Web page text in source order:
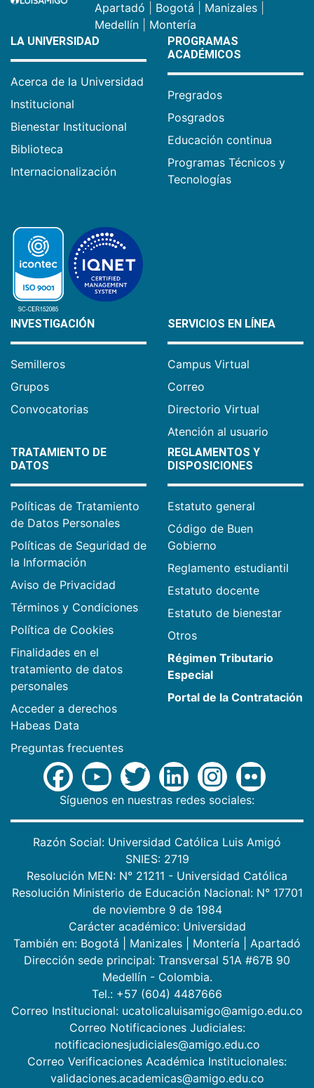
Apartadó Bogotá Manizales
Medellín
Montería
LA UNIVERSIDAD
Acerca de la Universidad
Institucional
Bienestar Institucional
Biblioteca
Internacionalización
PROGRAMAS
ACADÉMICOS
Pregrados
Posgrados
Educación continua
Programas Técnicos y
Tecnologías
INVESTIGACIÓN
Semilleros
Grupos
Convocatorias
SERVICIOS EN LÍNEA
Campus Virtual
Correo
Directorio Virtual
Atención al usuario
TRATAMIENTO DE
DATOS
Políticas de Tratamiento
de Datos Personales
Políticas de Seguridad de
la Información
Aviso de Privacidad
Términos y Condiciones
Política de Cookies
Finalidades en el
tratamiento de datos
personales
Acceder a derechos
Habeas Data
Preguntas frecuentes
REGLAMENTOS Y
DISPOSICIONES
Estatuto general
Código de Buen
Gobierno
Reglamento estudiantil
Estatuto docente
Estatuto de bienestar
Otros
Régimen Tributario
Especial
Portal de la Contratación
Síguenos en nuestras redes sociales:
Razón Social: Universidad Católica Luis Amigó
SNIES: 2719
Resolución MEN: N° 21211 - Universidad Católica
Resolución Ministerio de Educación Nacional: N° 17701
de noviembre 9 de 1984
Carácter académico: Universidad
También en: Bogotá Manizales Montería
Apartadó
Dirección sede principal: Transversal 51A #67B 90
Medellín - Colombia.
Tel.: +57 (604) 4487666
Correo Institucional: ucatolicaluisamigo@amigo.edu.co
Correo Notificaciones Judiciales:
notificacionesjudiciales@amigo.edu.co
Correo Verificaciones Académica Institucionales:
validaciones.academicas@amigo.edu.co